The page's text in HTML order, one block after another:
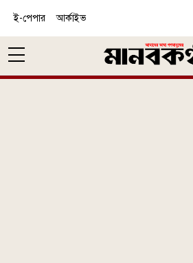
ই-পেপার আর্কাইভ